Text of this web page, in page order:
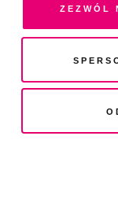
Zezwól
ze środków
pochodzących